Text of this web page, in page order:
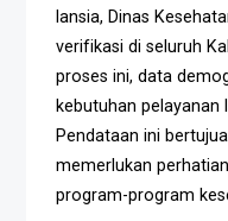
lansia, Dinas
verifikasi di seluruh
proses ini, data
kebutuhan
Pendataan ini
memerlukan
program-program